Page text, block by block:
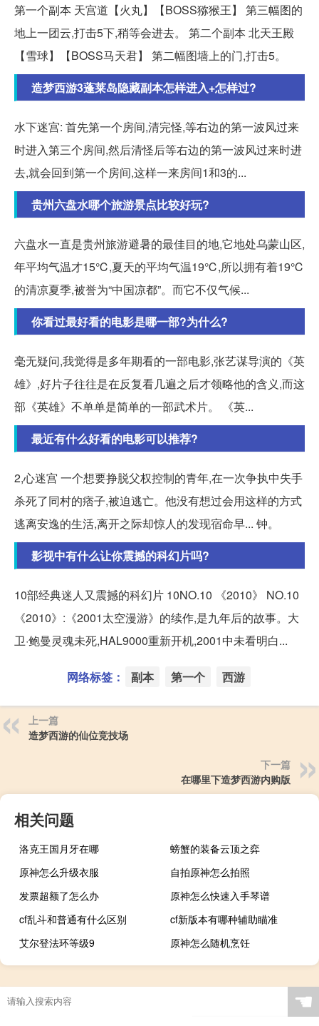
第一个副本 天宫道【火丸】【BOSS猕猴王】 第三幅图的
地上一团云,打击5下,稍等会进去。 第二个副本 北天王殿
【雪球】【BOSS马天君】 第二幅图墙上的门,打击5。
造梦西游3蓬莱岛隐藏副本怎样进入+怎样过?
水下迷宫: 首先第一个房间,清完怪,等右边的第一波风过来
时进入第三个房间,然后清怪后等右边的第一波风过来时进
去,就会回到第一个房间,这样一来房间1和3的...
贵州六盘水哪个旅游景点比较好玩?
六盘水一直是贵州旅游避暑的最佳目的地,它地处乌蒙山区,
年平均气温才15℃,夏天的平均气温19℃,所以拥有着19℃
的清凉夏季,被誉为“中国凉都”。而它不仅气候...
你看过最好看的电影是哪一部?为什么?
毫无疑问,我觉得是多年期看的一部电影,张艺谋导演的《英
雄》,好片子往往是在反复看几遍之后才领略他的含义,而这
部《英雄》不单单是简单的一部武术片。 《英...
最近有什么好看的电影可以推荐?
2,心迷宫 一个想要挣脱父权控制的青年,在一次争执中失手
杀死了同村的痞子,被迫逃亡。他没有想过会用这样的方式
逃离安逸的生活,离开之际却惊人的发现宿命早... 钟。
影视中有什么让你震撼的科幻片吗?
10部经典迷人又震撼的科幻片 10NO.10 《2010》 NO.10
《2010》:《2001太空漫游》的续作,是九年后的故事。大
卫·鲍曼灵魂未死,HAL9000重新开机,2001中未看明白...
网络标签： 副本 第一个 西游
上一篇
造梦西游的仙位竞技场
下一篇
在哪里下造梦西游内购版
相关问题
洛克王国月牙在哪
螃蟹的装备云顶之弈
原神怎么升级衣服
自拍原神怎么拍照
发票超额了怎么办
原神怎么快速入手琴谱
cf乱斗和普通有什么区别
cf新版本有哪种辅助瞄准
艾尔登法环等级9
原神怎么随机烹饪
☚